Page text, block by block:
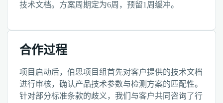
技术文档。方案周期定为6周，预留1周缓冲。
合作过程
项目启动后，伯思项目组首先对客户提供的技术文档
进行审核，确认产品技术参数与检测方案的匹配性。
针对部分标准条款的歧义，我们与客户共同咨询了行